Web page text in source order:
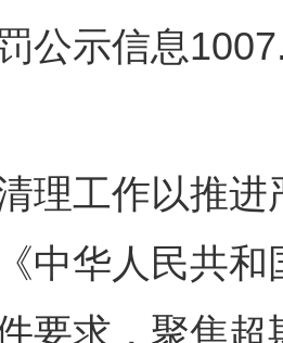
公示信息
工作以推进
中华人民共
要求，聚焦